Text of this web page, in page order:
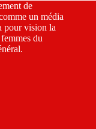
de
un média
pour vision la
du